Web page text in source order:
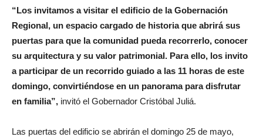
“Los invitamos a visitar el edificio de la Gobernación
Regional, un espacio cargado de historia que abrirá sus
puertas para que la comunidad pueda recorrerlo, conocer
su arquitectura y su valor patrimonial. Para ello, los invito
a participar de un recorrido guiado a las 11 horas de este
domingo, convirtiéndose en un panorama para disfrutar
en familia”, invitó el Gobernador Cristóbal Juliá.
Las puertas del edificio se abrirán el domingo 25 de mayo,